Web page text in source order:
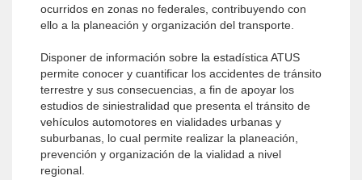
ocurridos en zonas no federales, contribuyendo con
ello a la planeación y organización del transporte.
Disponer de información sobre la estadística ATUS
permite conocer y cuantificar los accidentes de tránsito
terrestre y sus consecuencias, a fin de apoyar los
estudios de siniestralidad que presenta el tránsito de
vehículos automotores en vialidades urbanas y
suburbanas, lo cual permite realizar la planeación,
prevención y organización de la vialidad a nivel
regional.